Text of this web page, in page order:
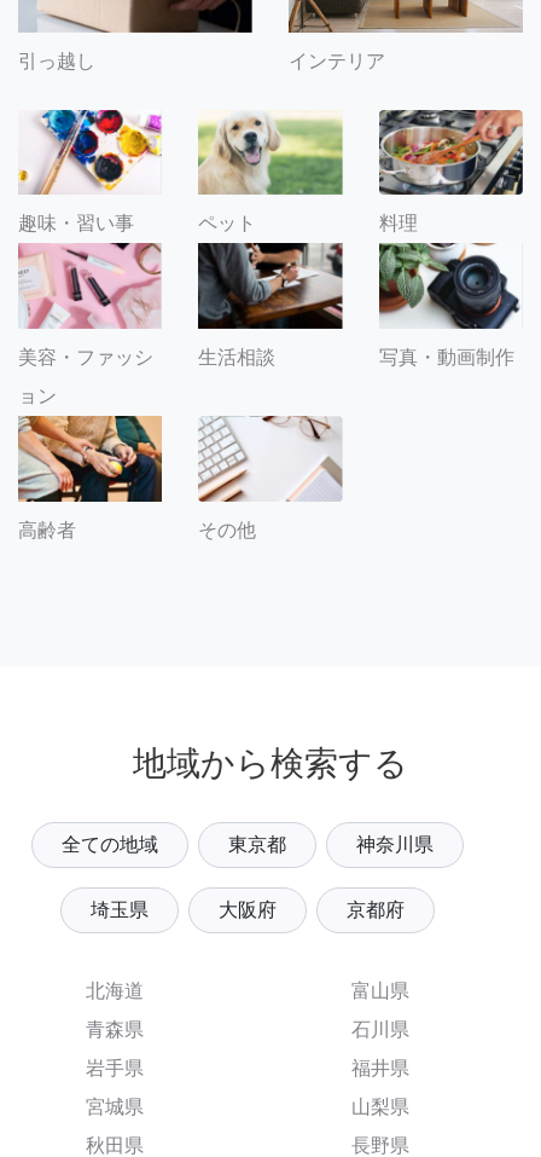
引っ越し インテリア
趣味・習い事 ペット 料理
美容・ファッシ
ョン
生活相談 写真・動画制作
高齢者 その他
地域から検索する
全ての地域 東京都 神奈川県
埼玉県 大阪府 京都府
北海道
青森県
岩手県
宮城県
秋田県
富山県
石川県
福井県
山梨県
長野県